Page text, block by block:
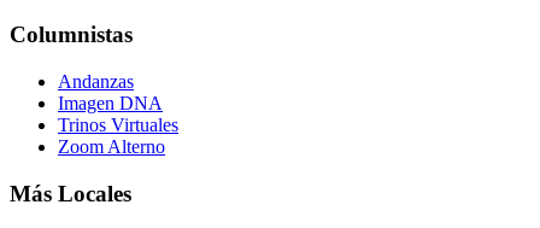
Columnistas
Andanzas
Imagen DNA
Trinos Virtuales
Zoom Alterno
Más Locales